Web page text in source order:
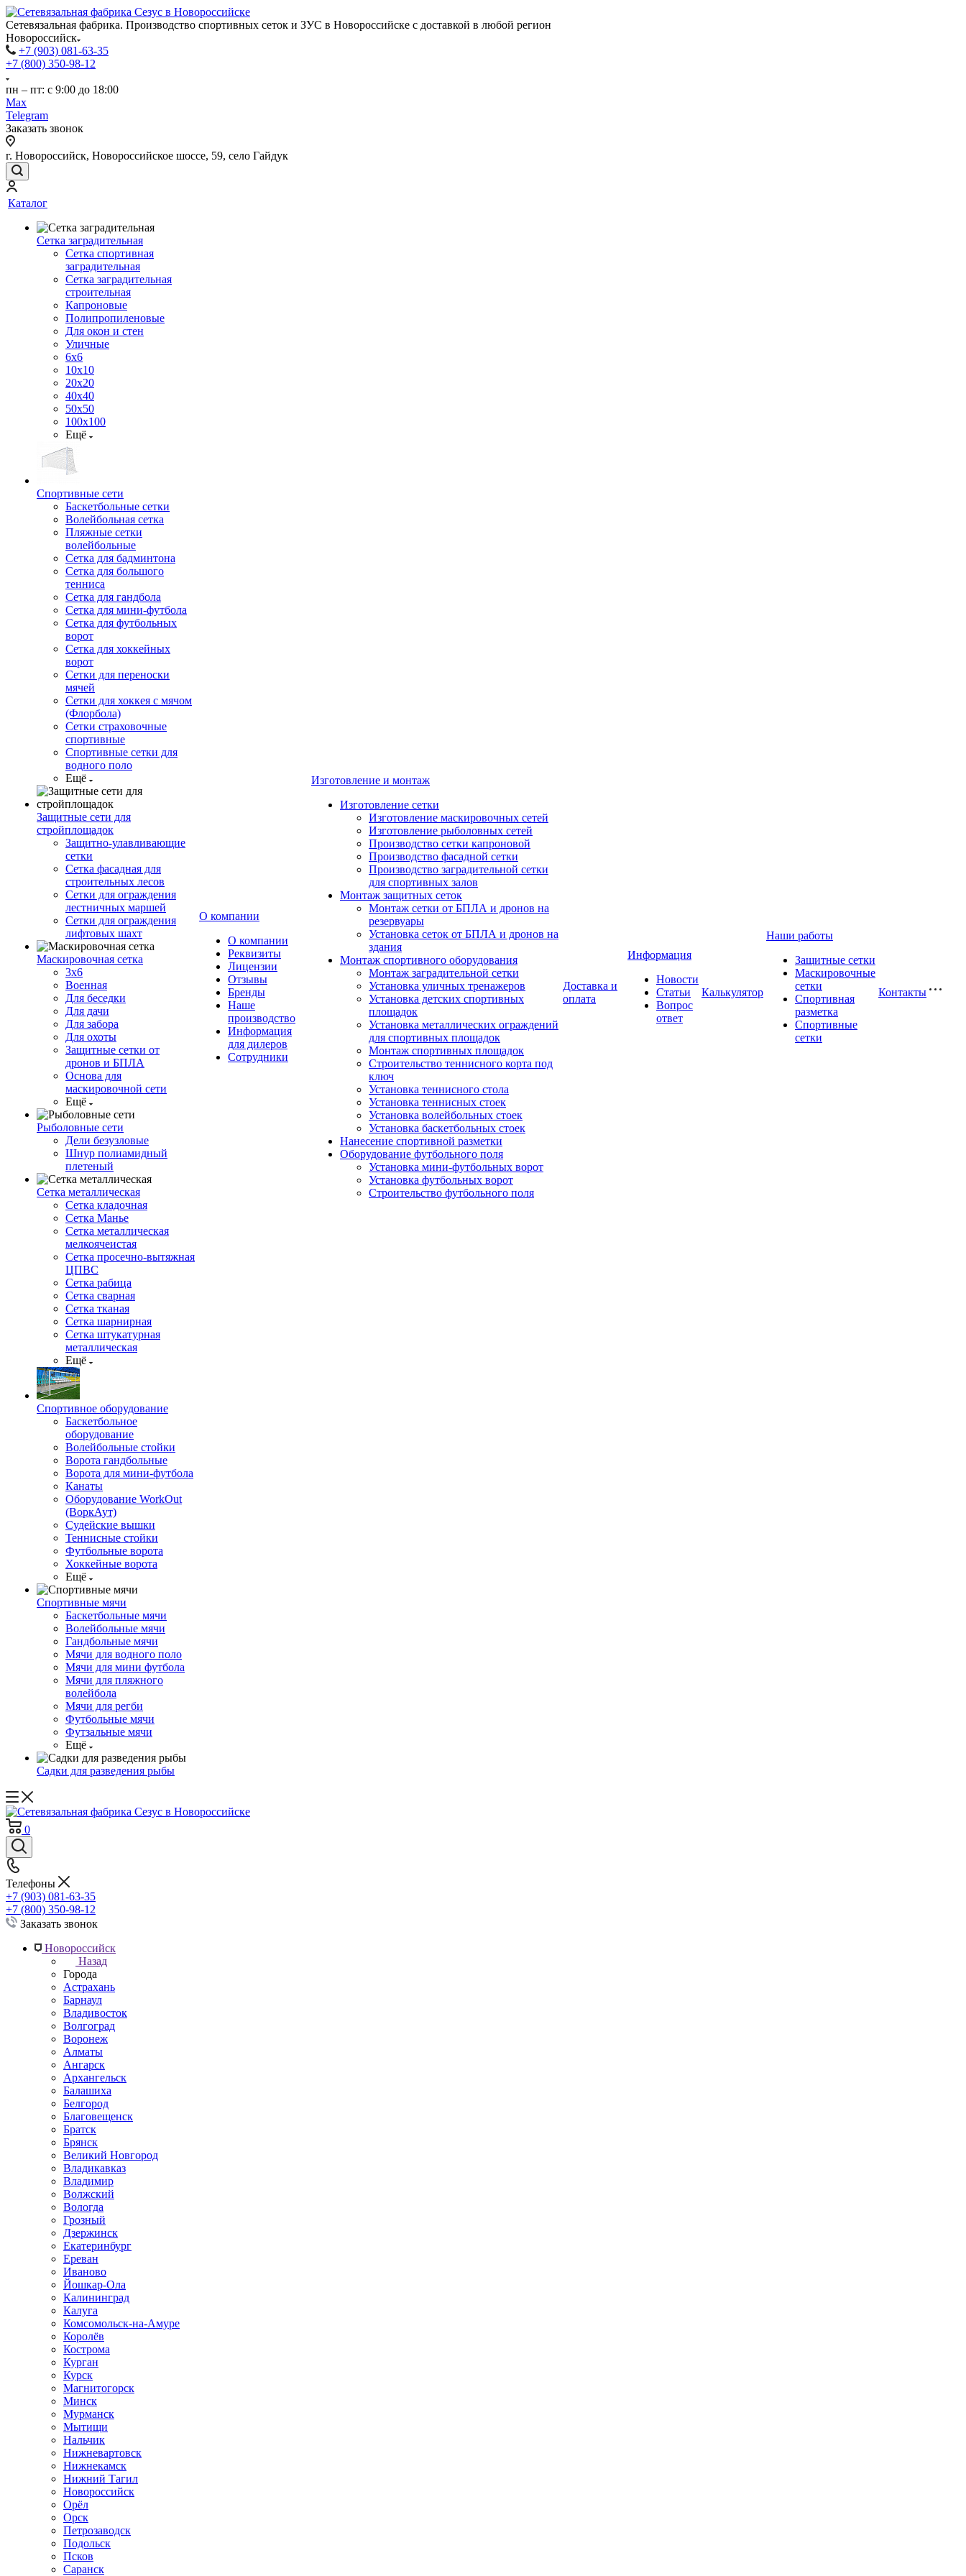
Сетевязальная фабрика. Производство спортивных сеток и ЗУС в Новороссийске с доставкой в любой регион
Новороссийск
+7 (903) 081-63-35
+7 (800) 350-98-12
пн – пт: с 9:00 до 18:00
Max
Telegram
Заказать звонок
г. Новороссийск, Новороссийское шоссе, 59, село Гайдук
Каталог
Сетка заградительная
Сетка спортивная
заградительная
Сетка заградительная
строительная
Капроновые
Полипропиленовые
Для окон и стен
Уличные
6х6
10х10
20х20
40х40
50х50
100х100
Ещё
Спортивные сети
Баскетбольные сетки
Волейбольная сетка
Пляжные сетки
волейбольные
Сетка для бадминтона
Сетка для большого
тенниса
Сетка для гандбола
Сетка для мини-футбола
Сетка для футбольных
ворот
Сетка для хоккейных
ворот
Сетки для переноски
мячей
Сетки для хоккея с мячом
(Флорбола)
Сетки страховочные
спортивные
Спортивные сетки для
водного поло
Ещё
Защитные сети для
стройплощадок
Защитно-улавливающие
сетки
Сетка фасадная для
строительных лесов
Сетки для ограждения
лестничных маршей
Сетки для ограждения
лифтовых шахт
Маскировочная сетка
3х6
Военная
Для беседки
Для дачи
Для забора
Для охоты
Защитные сетки от
дронов и БПЛА
Основа для
маскировочной сети
Ещё
Рыболовные сети
Дели безузловые
Шнур полиамидный
плетеный
Сетка металлическая
Сетка кладочная
Сетка Манье
Сетка металлическая
мелкоячеистая
Сетка просечно-вытяжная
ЦПВС
Сетка рабица
Сетка сварная
Сетка тканая
Сетка шарнирная
Сетка штукатурная
металлическая
Ещё
Спортивное оборудование
Баскетбольное
оборудование
Волейбольные стойки
Ворота гандбольные
Ворота для мини-футбола
Канаты
Оборудование WorkOut
(ВоркАут)
Судейские вышки
Теннисные стойки
Футбольные ворота
Хоккейные ворота
Ещё
Спортивные мячи
Баскетбольные мячи
Волейбольные мячи
Гандбольные мячи
Мячи для водного поло
Мячи для мини футбола
Мячи для пляжного
волейбола
Мячи для регби
Футбольные мячи
Футзальные мячи
Ещё
Садки для разведения рыбы
О компании
О компании
Реквизиты
Лицензии
Отзывы
Бренды
Наше
производство
Информация
для дилеров
Сотрудники
Изготовление и монтаж
Изготовление сетки
Изготовление маскировочных сетей
Изготовление рыболовных сетей
Производство сетки капроновой
Производство фасадной сетки
Производство заградительной сетки
для спортивных залов
Монтаж защитных сеток
Монтаж сетки от БПЛА и дронов на
резервуары
Установка сеток от БПЛА и дронов на
здания
Монтаж спортивного оборудования
Монтаж заградительной сетки
Установка уличных тренажеров
Установка детских спортивных
площадок
Установка металлических ограждений
для спортивных площадок
Монтаж спортивных площадок
Строительство теннисного корта под
ключ
Установка теннисного стола
Установка теннисных стоек
Установка волейбольных стоек
Установка баскетбольных стоек
Нанесение спортивной разметки
Оборудование футбольного поля
Установка мини-футбольных ворот
Установка футбольных ворот
Строительство футбольного поля
Доставка и
оплата
Информация
Новости
Статьи
Вопрос
ответ
Калькулятор
Наши работы
Защитные сетки
Маскировочные
сетки
Спортивная
разметка
Спортивные
сетки
Контакты
0
Телефоны
+7 (903) 081-63-35
+7 (800) 350-98-12
Заказать звонок
Новороссийск
Назад
Города
Астрахань
Барнаул
Владивосток
Волгоград
Воронеж
Алматы
Ангарск
Архангельск
Балашиха
Белгород
Благовещенск
Братск
Брянск
Великий Новгород
Владикавказ
Владимир
Волжский
Вологда
Грозный
Дзержинск
Екатеринбург
Ереван
Иваново
Йошкар-Ола
Калининград
Калуга
Комсомольск-на-Амуре
Королёв
Кострома
Курган
Курск
Магнитогорск
Минск
Мурманск
Мытищи
Нальчик
Нижневартовск
Нижнекамск
Нижний Тагил
Новороссийск
Орёл
Орск
Петрозаводск
Подольск
Псков
Саранск